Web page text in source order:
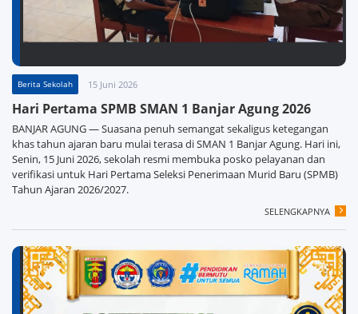
Berita Sekolah 15 Juni 2026
Hari Pertama SPMB SMAN 1 Banjar Agung 2026
BANJAR AGUNG — Suasana penuh semangat sekaligus ketegangan
khas tahun ajaran baru mulai terasa di SMAN 1 Banjar Agung. Hari ini,
Senin, 15 Juni 2026, sekolah resmi membuka posko pelayanan dan
verifikasi untuk Hari Pertama Seleksi Penerimaan Murid Baru (SPMB)
Tahun Ajaran 2026/2027.
SELENGKAPNYA